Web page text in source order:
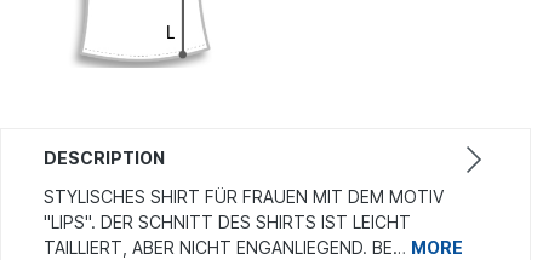
DESCRIPTION
STYLISCHES SHIRT FÜR FRAUEN MIT DEM MOTIV
"LIPS". DER SCHNITT DES SHIRTS IST LEICHT
TAILLIERT, ABER NICHT ENGANLIEGEND. BE… MORE